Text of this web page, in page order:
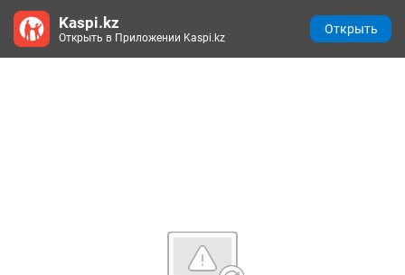
Kaspi.kz
Открыть в Приложении Kaspi.kz
Открыть